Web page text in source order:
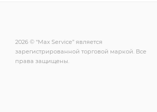
2026 © “Max Service” является
зарегистрированной торговой маркой. Все
права защищены.